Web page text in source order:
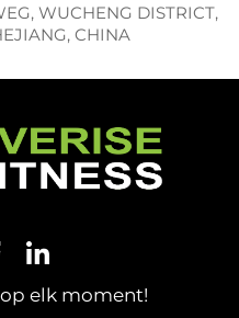
WUCHENG DISTRICT,
CHINA
elk moment!